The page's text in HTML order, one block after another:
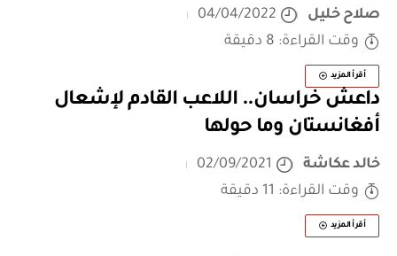
صلاح خليل
04/04/2022
وقت القراءة: 8 دقيقة
أقرأ المزيد
داعش خراسان.. اللاعب القادم لإشعال
أفغانستان وما حولها
خالد عكاشة
02/09/2021
وقت القراءة: 11 دقيقة
أقرأ المزيد